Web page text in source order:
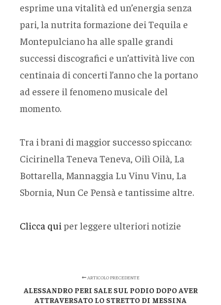
esprime una vitalità ed un’energia senza
pari, la nutrita formazione dei Tequila e
Montepulciano ha alle spalle grandi
successi discografici e un’attività live con
centinaia di concerti l’anno che la portano
ad essere il fenomeno musicale del
momento.
Tra i brani di maggior successo spiccano:
Cicirinella Teneva Teneva, Oilì Oilà, La
Bottarella, Mannaggia Lu Vinu Vinu, La
Sbornia, Nun Ce Pensà e tantissime altre.
Clicca qui per leggere ulteriori notizie
ARTICOLO PRECEDENTE
ALESSANDRO PERI SALE SUL PODIO DOPO AVER
ATTRAVERSATO LO STRETTO DI MESSINA